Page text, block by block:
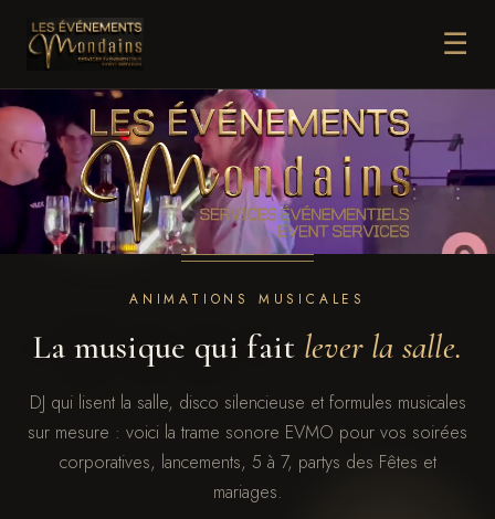
☰
ANIMATIONS MUSICALES
La musique qui fait lever la salle.
DJ qui lisent la salle, disco silencieuse et formules musicales
sur mesure : voici la trame sonore EVMO pour vos soirées
corporatives, lancements, 5 à 7, partys des Fêtes et
mariages.